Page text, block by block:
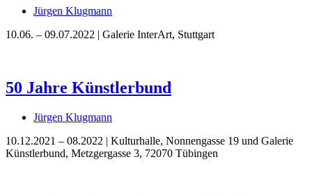
Hörtipps von Harald Schwiers
Marc Peschke – Out of The Länd
Bildergeschichten von Jürgen Linde und Dietmar
Zankel
Kunsttheorie: Kunstführer und Flugschwein
Kunst geht weiter.
Jürgen Klugmann
10.06. – 09.07.2022 | Galerie InterArt, Stuttgart
50 Jahre Künstlerbund
Jürgen Klugmann
10.12.2021 – 08.2022 | Kulturhalle, Nonnengasse 19 und Galerie
Künstlerbund, Metzgergasse 3, 72070 Tübingen